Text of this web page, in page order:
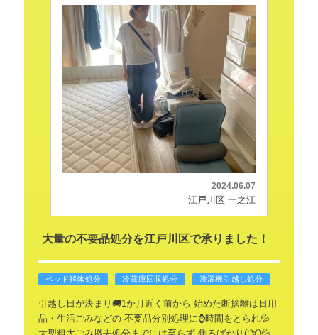
2024.06.07
江戸川区 一之江
大量の不要品処分を江戸川区で承りました！
ベッド解体処分 冷蔵庫回収処分 洗濯機引越し処分
引越し日が決まり🚚1か月近く前から 始めた断捨離は日用
品・生活ごみなどの不要品分別処理に⌚時間をとられ💦